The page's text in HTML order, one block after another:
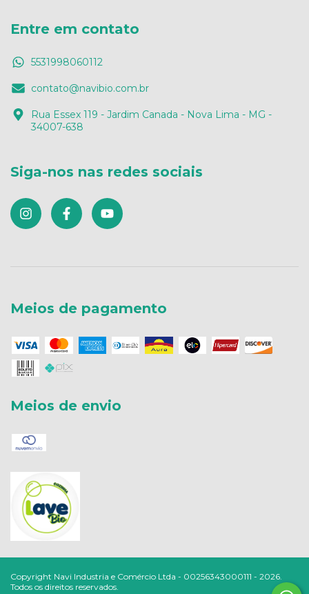
Entre em contato
5531998060112
contato@navibio.com.br
Rua Essex 119 - Jardim Canada - Nova Lima - MG -
34007-638
Siga-nos nas redes sociais
Meios de pagamento
Meios de envio
Copyright Navi Industria e Comércio Ltda - 00256343000111 - 2026.
Todos os direitos reservados.